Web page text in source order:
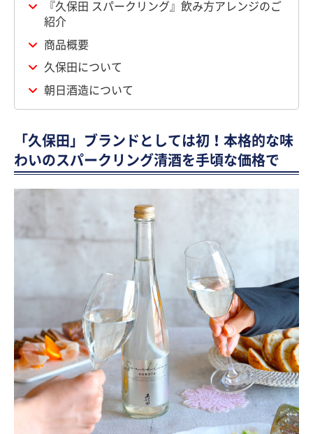
『久保田 スパークリング』飲み方アレンジのご
紹介
商品概要
久保田について
朝日酒造について
「久保田」ブランドとしては初！本格的な味
わいのスパークリング清酒を手頃な価格で